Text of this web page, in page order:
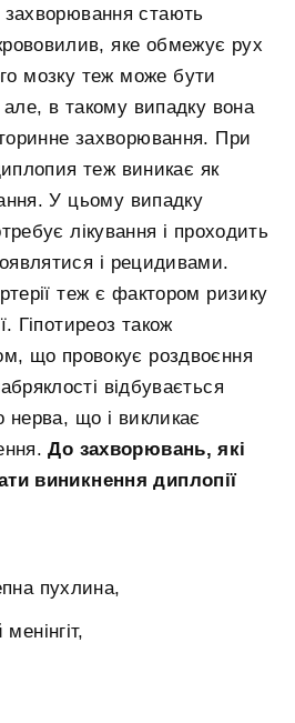
стають
яке обмежує рух
мозку теж може бути
в такому випадку вона
захворювання. При
теж виникає як
У цьому випадку
лікування і проходить
і рецидивами.
теж є фактором ризику
Гіпотиреоз також
що провокує роздвоєння
відбувається
нерва, що і викликає
До захворювань, які
виникнення диплопії
пухлина,